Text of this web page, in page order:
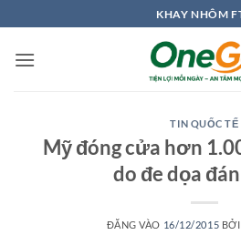
qua
nội
KHAY NHÔM
TIN QUỐC TẾ
Mỹ đóng cửa hơn
do đe dọa
ĐĂNG VÀO 16/12/2015 BỞI